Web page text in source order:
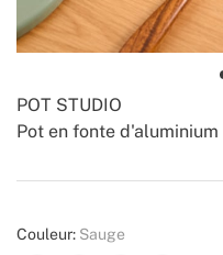
Pot en fonte
POT STUDIO
Create
Couleur: Sauge